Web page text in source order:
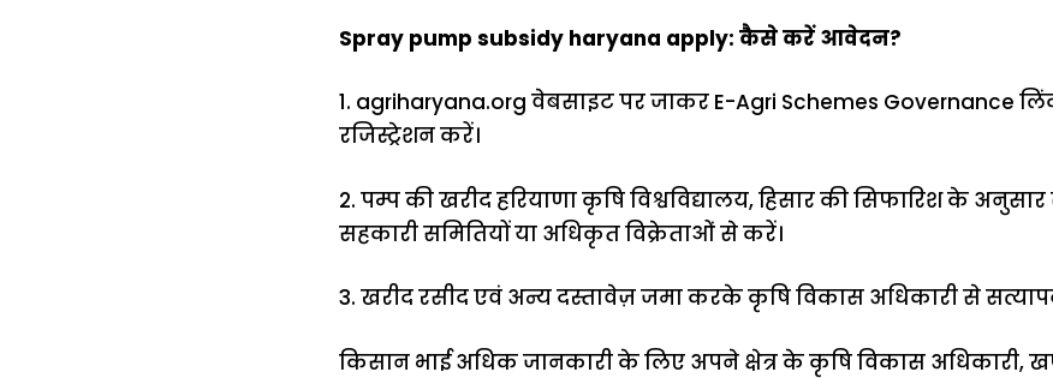
Spray pump subsidy haryana apply: कैसे करें आवेदन?
1. agriharyana.org वेबसाइट पर जाकर E-Agri Schemes Governance
रजिस्ट्रेशन करें।
2. पम्प की खरीद हरियाणा कृषि विश्वविद्यालय, हिसार की सिफारिश के
सहकारी समितियों या अधिकृत विक्रेताओं से करें।
3. खरीद रसीद एवं अन्य दस्तावेज़ जमा करके कृषि विकास अधिकारी से
किसान भाई अधिक जानकारी के लिए अपने क्षेत्र के कृषि विकास अधिकारी,